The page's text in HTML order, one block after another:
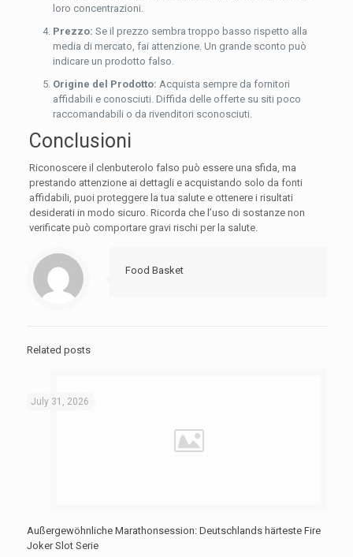
loro concentrazioni.
Prezzo: Se il prezzo sembra troppo basso rispetto alla
media di mercato, fai attenzione. Un grande sconto può
indicare un prodotto falso.
Origine del Prodotto: Acquista sempre da fornitori
affidabili e conosciuti. Diffida delle offerte su siti poco
raccomandabili o da rivenditori sconosciuti.
Conclusioni
Riconoscere il clenbuterolo falso può essere una sfida, ma
prestando attenzione ai dettagli e acquistando solo da fonti
affidabili, puoi proteggere la tua salute e ottenere i risultati
desiderati in modo sicuro. Ricorda che l’uso di sostanze non
verificate può comportare gravi rischi per la salute.
Food Basket
Related posts
July 31, 2026
Außergewöhnliche Marathonsession: Deutschlands härteste Fire
Joker Slot Serie